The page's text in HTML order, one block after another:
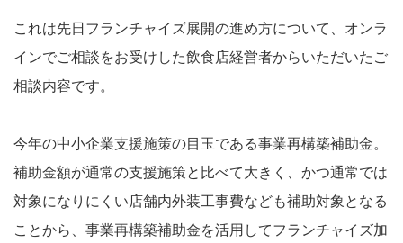
これは先日フランチャイズ展開の進め方について、オンラ
インでご相談をお受けした飲食店経営者からいただいたご
相談内容です。
今年の中小企業支援施策の目玉である事業再構築補助金。
補助金額が通常の支援施策と比べて大きく、かつ通常では
対象になりにくい店舗内外装工事費なども補助対象となる
ことから、事業再構築補助金を活用してフランチャイズ加